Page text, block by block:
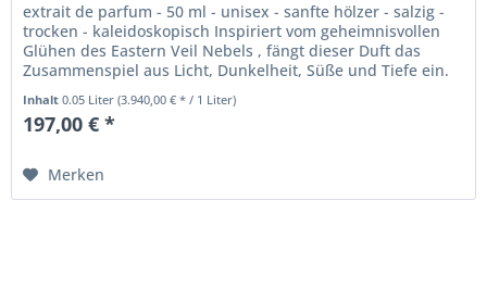
extrait de parfum - 50 ml - unisex - sanfte hölzer - salzig -
trocken - kaleidoskopisch Inspiriert vom geheimnisvollen
Glühen des Eastern Veil Nebels , fängt dieser Duft das
Zusammenspiel aus Licht, Dunkelheit, Süße und Tiefe ein.
Inhalt0.05 Liter(3.940,00 € * / 1 Liter)
197,00 € *
Merken